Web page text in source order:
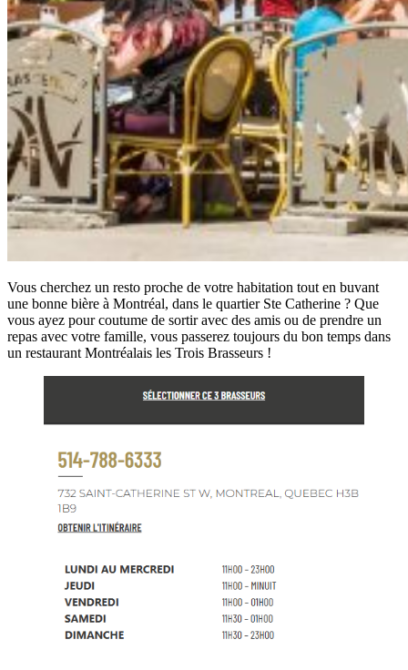
Vous cherchez un resto proche de votre habitation tout en buvant
une bonne bière à Montréal, dans le quartier Ste Catherine ? Que
vous ayez pour coutume de sortir avec des amis ou de prendre un
repas avec votre famille, vous passerez toujours du bon temps dans
un restaurant Montréalais les Trois Brasseurs !